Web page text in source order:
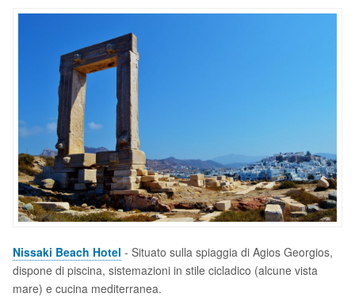
Nissaki Beach Hotel - Situato sulla spiaggia di Agios Georgios,
dispone di piscina, sistemazioni in stile cicladico (alcune vista
mare) e cucina mediterranea.